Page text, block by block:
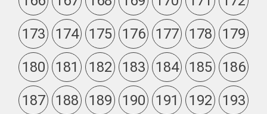
173
174 175 176 177 178
179
180
181 182 183 184 185
186
187
188 189 190 191 192
193